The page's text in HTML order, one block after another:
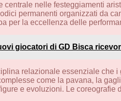
centrale nelle festeggiamenti
permanenti organizzati da
per la eccellenza delle
giocatori di GD Bisca
relazionale essenziale che
come la pavana, la
e evoluzioni. Le